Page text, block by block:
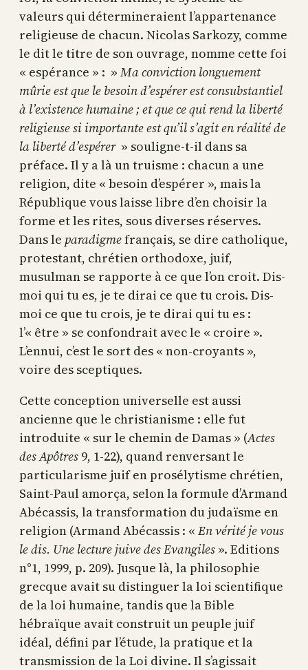
valeurs qui détermineraient l’appartenance
religieuse de chacun. Nicolas Sarkozy, comme
le dit le titre de son ouvrage, nomme cette foi
« espérance » : »Ma conviction longuement
mûrie est que le besoin d’espérer est consubstantiel
à l’existence humaine ; et que ce qui rend la liberté
religieuse si importante est qu’il s’agit en réalité de
la liberté d’espérer» souligne-t-il dans sa
préface. Il y a là un truisme : chacun a une
religion, dite « besoin d’espérer », mais la
République vous laisse libre d’en choisir la
forme et les rites, sous diverses réserves.
Dans le paradigmefrançais, se dire catholique,
protestant, chrétien orthodoxe, juif,
musulman se rapporte à ce que l’on croit. Dis-
moi qui tu es, je te dirai ce que tu crois. Dis-
moi ce que tu crois, je te dirai qui tu es :
l’« être » se confondrait avec le « croire ».
L’ennui, c’est le sort des « non-croyants »,
voire des sceptiques.
Cette conception universelle est aussi
ancienne que le christianisme : elle fut
introduite « sur le chemin de Damas » (Actes
des Apôtres 9, 1-22), quand renversant le
particularisme juif en prosélytisme chrétien,
Saint-Paul amorça, selon la formule d’Armand
Abécassis, la transformation du judaïsme en
religion (Armand Abécassis : « En vérité je vous
le dis. Une lecture juive des Evangiles ». Editions
n°1, 1999, p. 209). Jusque là, la philosophie
grecque avait su distinguer la loi scientifique
de la loi humaine, tandis que la Bible
hébraïque avait construit un peuple juif
idéal, défini par l’étude, la pratique et la
transmission de la Loi divine. Il s’agissait